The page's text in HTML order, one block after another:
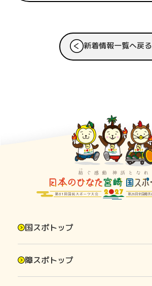
新着情報一覧へ戻る
国スポトップ
障スポトップ